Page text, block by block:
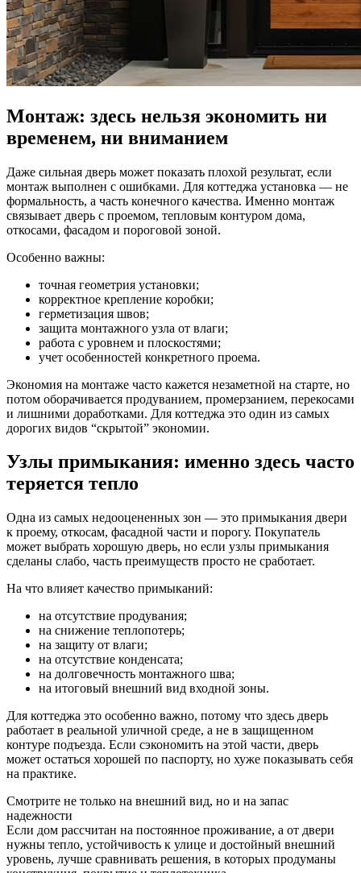
Монтаж: здесь нельзя экономить ни
временем, ни вниманием
Даже сильная дверь может показать плохой результат, если
монтаж выполнен с ошибками. Для коттеджа установка — не
формальность, а часть конечного качества. Именно монтаж
связывает дверь с проемом, тепловым контуром дома,
откосами, фасадом и пороговой зоной.
Особенно важны:
точная геометрия установки;
корректное крепление коробки;
герметизация швов;
защита монтажного узла от влаги;
работа с уровнем и плоскостями;
учет особенностей конкретного проема.
Экономия на монтаже часто кажется незаметной на старте, но
потом оборачивается продуванием, промерзанием, перекосами
и лишними доработками. Для коттеджа это один из самых
дорогих видов “скрытой” экономии.
Узлы примыкания: именно здесь часто
теряется тепло
Одна из самых недооцененных зон — это примыкания двери
к проему, откосам, фасадной части и порогу. Покупатель
может выбрать хорошую дверь, но если узлы примыкания
сделаны слабо, часть преимуществ просто не сработает.
На что влияет качество примыканий:
на отсутствие продувания;
на снижение теплопотерь;
на защиту от влаги;
на отсутствие конденсата;
на долговечность монтажного шва;
на итоговый внешний вид входной зоны.
Для коттеджа это особенно важно, потому что здесь дверь
работает в реальной уличной среде, а не в защищенном
контуре подъезда. Если сэкономить на этой части, дверь
может остаться хорошей по паспорту, но хуже показывать себя
на практике.
Смотрите не только на внешний вид, но и на запас
надежности
Если дом рассчитан на постоянное проживание, а от двери
нужны тепло, устойчивость к улице и достойный внешний
уровень, лучше сравнивать решения, в которых продуманы